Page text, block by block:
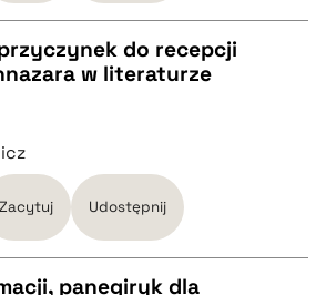
do recepcji
w literaturze
Zacytuj Udostępnij
panegiryk dla